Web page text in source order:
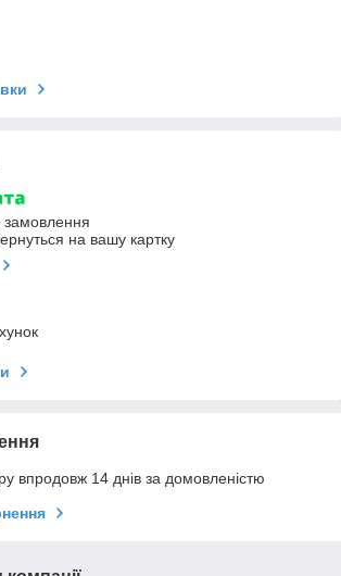
замовлення
на вашу картку
впродовж 14 днів за домовленістю